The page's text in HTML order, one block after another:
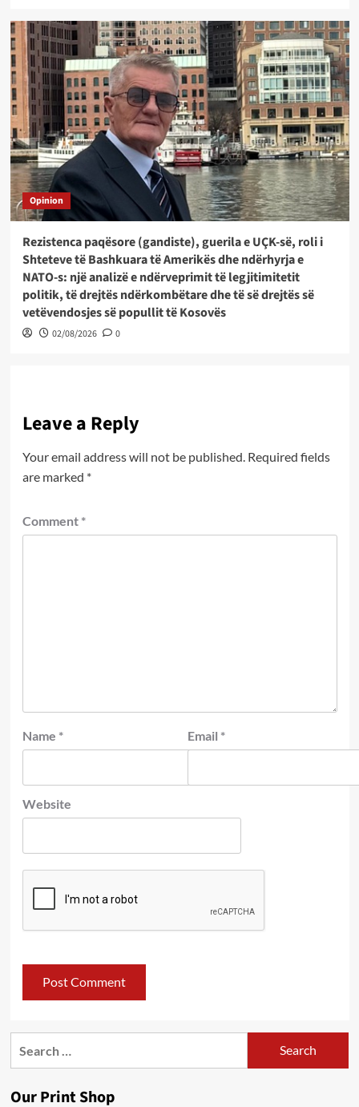
Opinion
Rezistenca paqësore (gandiste), guerila e UÇK-së, roli i
Shteteve të Bashkuara të Amerikës dhe ndërhyrja e
NATO-s: një analizë e ndërveprimit të legjitimitetit
politik, të drejtës ndërkombëtare dhe të së drejtës së
vetëvendosjes së popullit të Kosovës
02/08/2026 0
Leave a Reply
Your email address will not be published. Required fields
are marked *
Comment *
Name * Email *
Website
Our Print Shop